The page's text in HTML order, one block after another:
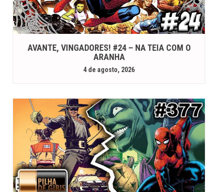
AVANTE, VINGADORES! #24 – NA TEIA COM O
ARANHA
4 de agosto, 2026